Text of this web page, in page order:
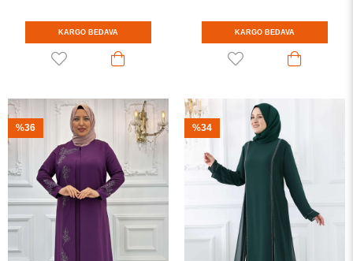
KARGO BEDAVA KARGO BEDAVA
%36 %34